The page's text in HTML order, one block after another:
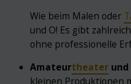
Wie beim Malen oder
und O! Es gibt
ohne professionelle
Amateurtheater
kleinen Produktionen